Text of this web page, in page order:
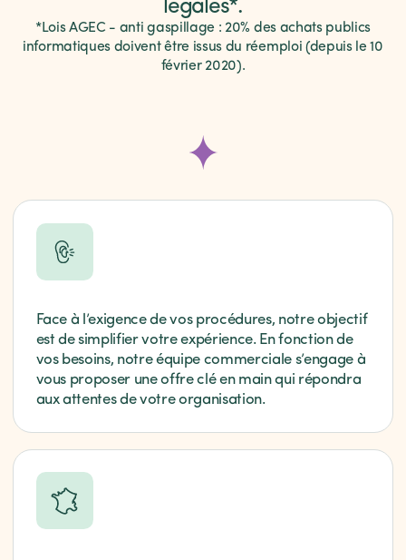
légales*.
*Lois AGEC - anti gaspillage : 20% des achats publics
informatiques doivent être issus du réemploi (depuis le 10
février 2020).
Face à l’exigence de vos procédures, notre objectif
est de simplifier votre expérience. En fonction de
vos besoins, notre équipe commerciale s’engage à
vous proposer une offre clé en main qui répondra
aux attentes de votre organisation.